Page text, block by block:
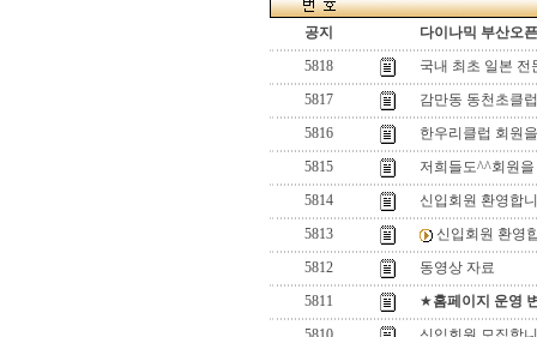
공지
다이나믹 부산오
5818
국내 최초 일본
5817
감만동 동천초클
5816
한우리클럽 회원
5815
저희들도^^회원
5814
신입회원 환영합
5813
신입회원 환영
5812
동영상 자료
5811
★홈페이지 운영